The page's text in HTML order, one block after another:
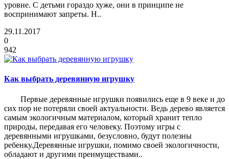
уровне. С детьми гораздо хуже, они в принципе не
воспринимают запреты. Н..
29.11.2017
0
942
Как выбрать деревянную игрушку
Первые деревянные игрушки появились еще в 9 веке и до
сих пор не потеряли своей актуальности. Ведь дерево является
самым экологичным материалом, который хранит тепло
природы, передавая его человеку. Поэтому игры с
деревянными игрушками, безусловно, будут полезны
ребенку.Деревянные игрушки, помимо своей экологичности,
обладают и другими преимуществами..